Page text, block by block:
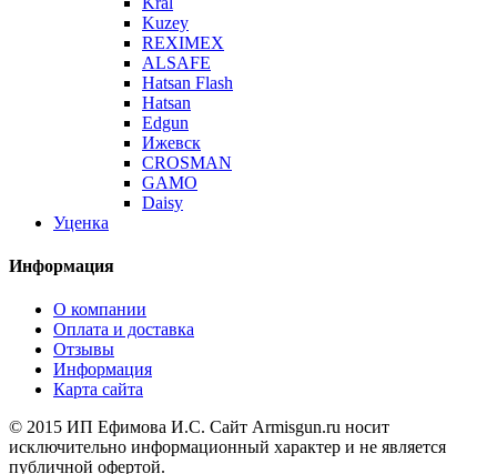
Kuzey
REXIMEX
ALSAFE
Hatsan Flash
Hatsan
Edgun
Ижевск
CROSMAN
GAMO
Daisy
Уценка
Информация
О компании
Оплата и доставка
Отзывы
Информация
Карта сайта
© 2015 ИП Ефимова И.С. Сайт Armisgun.ru носит
исключительно информационный характер и не является
публичной офертой.